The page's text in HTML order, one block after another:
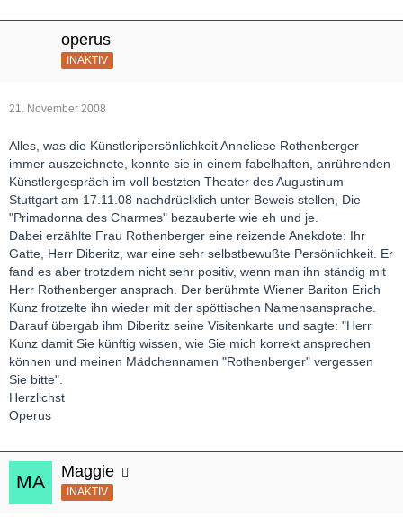
operus
INAKTIV
21. November 2008
Alles, was die Künstleripersönlichkeit Anneliese Rothenberger
immer auszeichnete, konnte sie in einem fabelhaften, anrührenden
Künstlergespräch im voll bestzten Theater des Augustinum
Stuttgart am 17.11.08 nachdrüclklich unter Beweis stellen, Die
"Primadonna des Charmes" bezauberte wie eh und je.
Dabei erzählte Frau Rothenberger eine reizende Anekdote: Ihr
Gatte, Herr Diberitz, war eine sehr selbstbewußte Persönlichkeit. Er
fand es aber trotzdem nicht sehr positiv, wenn man ihn ständig mit
Herr Rothenberger ansprach. Der berühmte Wiener Bariton Erich
Kunz frotzelte ihn wieder mit der spöttischen Namensansprache.
Darauf übergab ihm Diberitz seine Visitenkarte und sagte: "Herr
Kunz damit Sie künftig wissen, wie Sie mich korrekt ansprechen
können und meinen Mädchennamen "Rothenberger" vergessen
Sie bitte".
Herzlichst
Operus
Maggie
INAKTIV